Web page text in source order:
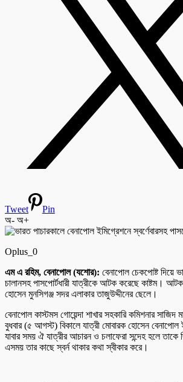
Tweet
Pin
অ- অ+
Oplus_0
এম এ রহিম, বেনাপোল (যশোর): বেনাপোল চেকপোষ্ট দিয়ে
চালানসহ পাসপোর্টধারী যাত্রীকে আটক করেছে কাষ্টম। আটক
হোসেন মুনসিগঞ্জ সদর এলাকার তাজুউদ্দীনের ছেলে।
বেনাপোল কাস্টমস গোয়েন্দা শাখার সহকারি কমিশনার সাজিদ
বুধবার (৫ আগস্ট) বিকালে যাত্রী মোবারক হোসেন বেনাপোল
যাবার সময় ঐ যাত্রীর আচারন ও চলাফেরা সন্দেহ হলে তাকে
এসময় তার কাছে স্বর্ন থাকার কথা স্বীকার করে।